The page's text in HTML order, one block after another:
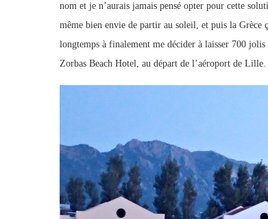
nom et je n’aurais jamais pensé opter pour cette
même bien envie de partir au soleil, et puis la
longtemps à finalement me décider à laisser 700
Zorbas Beach Hotel, au départ de l’aéroport de Lille.